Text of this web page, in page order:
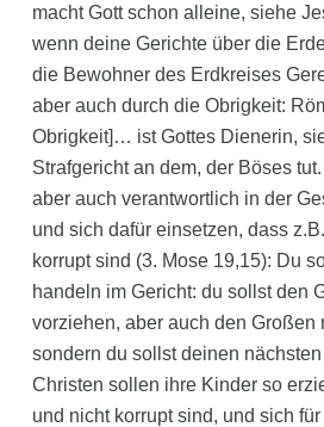
macht Gott schon alleine, siehe
wenn deine Gerichte über die
die Bewohner des Erdkreises
aber auch durch die Obrigkeit:
Obrigkeit]… ist Gottes Dienerin,
Strafgericht an dem, der Böses
aber auch verantwortlich in der
und sich dafür einsetzen, dass
korrupt sind (3. Mose 19,15): Du
handeln im Gericht: du sollst den
vorziehen, aber auch den Großen
sondern du sollst deinen
Christen sollen ihre Kinder so
und nicht korrupt sind, und sich